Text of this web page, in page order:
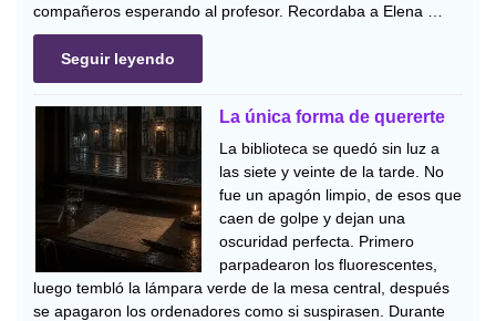
compañeros esperando al profesor. Recordaba a Elena …
Seguir leyendo
La única forma de quererte
La biblioteca se quedó sin luz a
las siete y veinte de la tarde. No
fue un apagón limpio, de esos que
caen de golpe y dejan una
oscuridad perfecta. Primero
parpadearon los fluorescentes,
luego tembló la lámpara verde de la mesa central, después
se apagaron los ordenadores como si suspirasen. Durante